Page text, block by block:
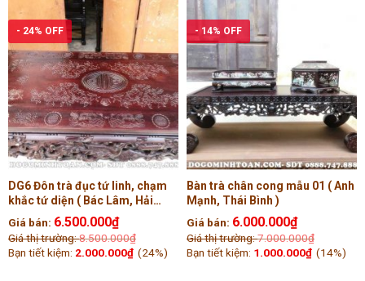
- 24% OFF
DG6 Đôn trà đục tứ linh, chạm
khắc tứ diện ( Bác Lâm, Hải
Giá bán: 6.500.000₫
Giá thị trường:8.500.000₫
Bạn tiết kiệm: 2.000.000₫ (24%)
- 14% OFF
Bàn trà chân cong mẫu 01 ( Anh
Mạnh, Thái Bình )
Giá bán: 6.000.000₫
Giá thị trường:7.000.000₫
Bạn tiết kiệm: 1.000.000₫ (14%)